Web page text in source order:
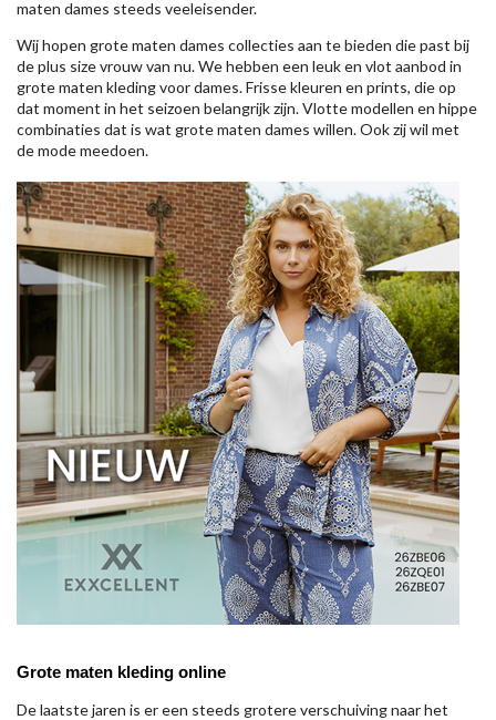
maten dames steeds veeleisender.
Wij hopen grote maten dames collecties aan te bieden die past bij
de plus size vrouw van nu. We hebben een leuk en vlot aanbod in
grote maten kleding voor dames. Frisse kleuren en prints, die op
dat moment in het seizoen belangrijk zijn. Vlotte modellen en hippe
combinaties dat is wat grote maten dames willen. Ook zij wil met
de mode meedoen.
Grote maten kleding online
De laatste jaren is er een steeds grotere verschuiving naar het